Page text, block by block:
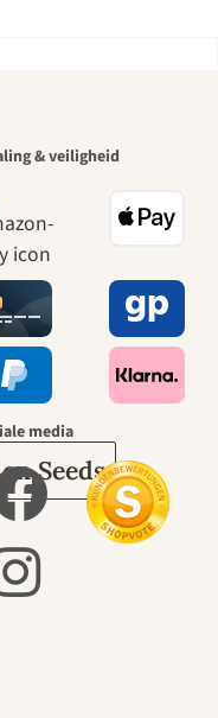
de
Seeds
& veiligheid
media